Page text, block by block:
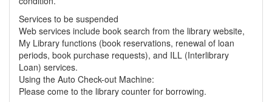
Services to be suspended
Web services include book search from the library website,
My Library functions (book reservations, renewal of loan
periods, book purchase requests), and ILL (Interlibrary
Loan) services.
Using the Auto Check-out Machine:
Please come to the library counter for borrowing.